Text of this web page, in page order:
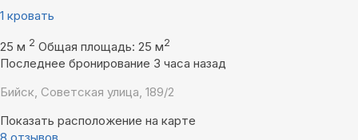
1 кровать
25 м 2 Общая площадь: 25 м2
Последнее бронирование 3 часа назад
Бийск, Советская улица, 189/2
Показать расположение на карте